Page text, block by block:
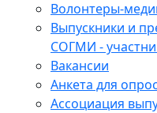
Волонтеры-
Выпускники и
СОГМИ -
Вакансии
Анкета для
Ассоциация